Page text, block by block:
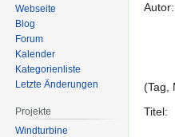
Autor:
(Tag,
Titel:
Webseite
Blog
Forum
Kalender
Kategorienliste
Letzte Änderungen
Projekte
Windturbine